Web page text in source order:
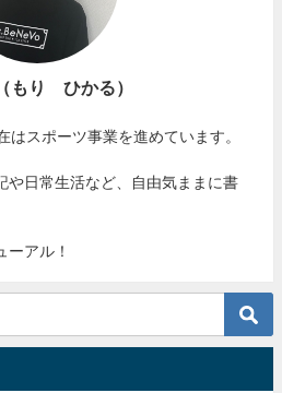
り ひかる）
はスポーツ事業を進めています。
や日常生活など、自由気ままに書
ーアル！